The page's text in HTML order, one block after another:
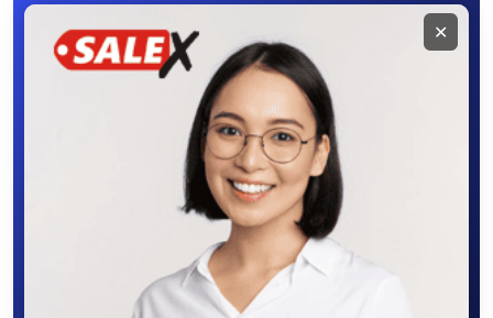
Мобильное
приложение
Скачайте приложение в Google Play –
крутите колесо фортуны, выигрывайте
бонусы, удобно ищите и размещайте
объявления - все это в нашем мобильном
приложении SALEX!
✕